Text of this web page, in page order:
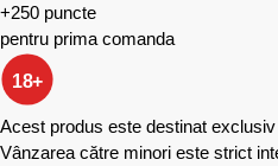
+250 puncte
pentru prima comanda
18+
Acest produs este destinat
Vânzarea către minori este strict